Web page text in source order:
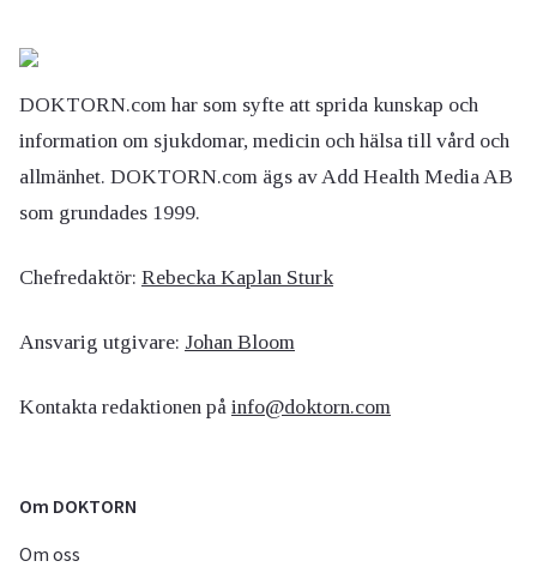
DOKTORN.com har som syfte att sprida kunskap och
information om sjukdomar, medicin och hälsa till vård och
allmänhet. DOKTORN.com ägs av Add Health Media AB
som grundades 1999.
Chefredaktör: Rebecka Kaplan Sturk
Ansvarig utgivare: Johan Bloom
Kontakta redaktionen på info@doktorn.com
Om DOKTORN
Om oss